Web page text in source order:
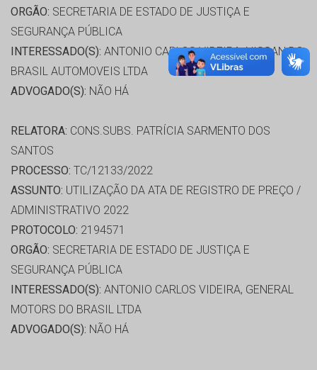
ORGÃO: SECRETARIA DE ESTADO DE JUSTIÇA E
SEGURANÇA PÚBLICA
INTERESSADO(S): ANTONIO CARLOS VIDEIRA, NISSAN DO
BRASIL AUTOMOVEIS LTDA
ADVOGADO(S): NÃO HÁ
RELATORA: CONS.SUBS. PATRÍCIA SARMENTO DOS
SANTOS
PROCESSO: TC/12133/2022
ASSUNTO: UTILIZAÇÃO DA ATA DE REGISTRO DE PREÇO /
ADMINISTRATIVO 2022
PROTOCOLO: 2194571
ORGÃO: SECRETARIA DE ESTADO DE JUSTIÇA E
SEGURANÇA PÚBLICA
INTERESSADO(S): ANTONIO CARLOS VIDEIRA, GENERAL
MOTORS DO BRASIL LTDA
ADVOGADO(S): NÃO HÁ